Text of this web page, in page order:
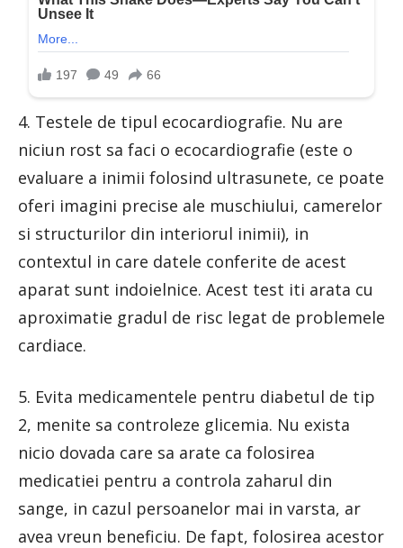
4. Testele de tipul ecocardiografie. Nu are
niciun rost sa faci o ecocardiografie (este o
evaluare a inimii folosind ultrasunete, ce poate
oferi imagini precise ale muschiului, camerelor
si structurilor din interiorul inimii), in
contextul in care datele conferite de acest
aparat sunt indoielnice. Acest test iti arata cu
aproximatie gradul de risc legat de problemele
cardiace.
5. Evita medicamentele pentru diabetul de tip
2, menite sa controleze glicemia. Nu exista
nicio dovada care sa arate ca folosirea
medicatiei pentru a controla zaharul din
sange, in cazul persoanelor mai in varsta, ar
avea vreun beneficiu. De fapt, folosirea acestor